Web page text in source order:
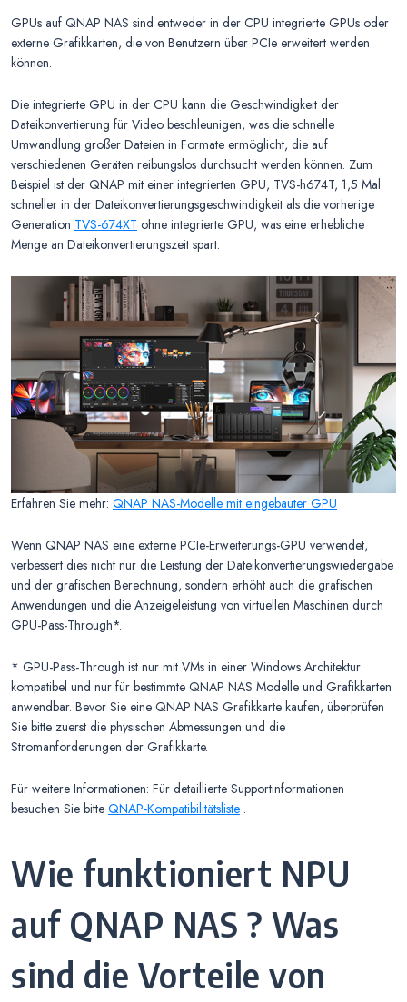
GPUs auf QNAP NAS sind entweder in der CPU integrierte GPUs oder
externe Grafikkarten, die von Benutzern über PCIe erweitert werden
können.
Die integrierte GPU in der CPU kann die Geschwindigkeit der
Dateikonvertierung für Video beschleunigen, was die schnelle
Umwandlung großer Dateien in Formate ermöglicht, die auf
verschiedenen Geräten reibungslos durchsucht werden können. Zum
Beispiel ist der QNAP mit einer integrierten GPU, TVS-h674T, 1,5 Mal
schneller in der Dateikonvertierungsgeschwindigkeit als die vorherige
Generation TVS-674XT ohne integrierte GPU, was eine erhebliche
Menge an Dateikonvertierungszeit spart.
Erfahren Sie mehr: QNAP NAS-Modelle mit eingebauter GPU
Wenn QNAP NAS eine externe PCIe-Erweiterungs-GPU verwendet,
verbessert dies nicht nur die Leistung der Dateikonvertierungswiedergabe
und der grafischen Berechnung, sondern erhöht auch die grafischen
Anwendungen und die Anzeigeleistung von virtuellen Maschinen durch
GPU-Pass-Through*.
* GPU-Pass-Through ist nur mit VMs in einer Windows Architektur
kompatibel und nur für bestimmte QNAP NAS Modelle und Grafikkarten
anwendbar. Bevor Sie eine QNAP NAS Grafikkarte kaufen, überprüfen
Sie bitte zuerst die physischen Abmessungen und die
Stromanforderungen der Grafikkarte.
Für weitere Informationen: Für detaillierte Supportinformationen
besuchen Sie bitte QNAP-Kompatibilitätsliste .
Wie funktioniert NPU
auf QNAP NAS ? Was
sind die Vorteile von